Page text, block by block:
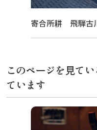
寄合所耕 飛騨古
このページを見て
ています